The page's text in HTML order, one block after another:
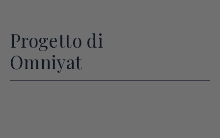
Progetto di
Omniyat